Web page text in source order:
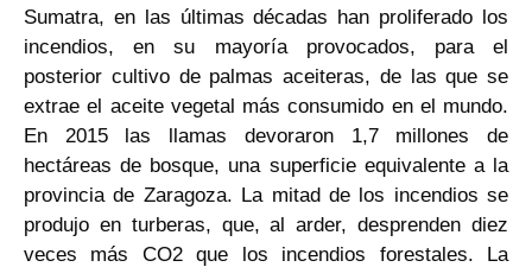
Sumatra, en las últimas décadas han proliferado los
incendios, en su mayoría provocados, para el
posterior cultivo de palmas aceiteras, de las que se
extrae el aceite vegetal más consumido en el mundo.
En 2015 las llamas devoraron 1,7 millones de
hectáreas de bosque, una superficie equivalente a la
provincia de Zaragoza. La mitad de los incendios se
produjo en turberas, que, al arder, desprenden diez
veces más CO2 que los incendios forestales. La